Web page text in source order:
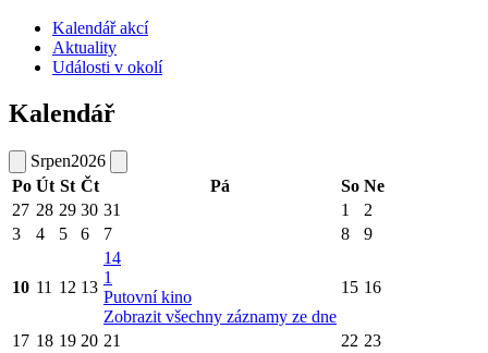
Kalendář akcí
Aktuality
Události v okolí
Kalendář
Srpen2026
Po Út St Čt Pá So Ne
27 28 29 30 31 1
2
3
4 5 6 7 8 9
10 11 12 13
14
1
Putovní kino
Zobrazit všechny záznamy ze dne
15 16
17 18 19 20 21 22 23